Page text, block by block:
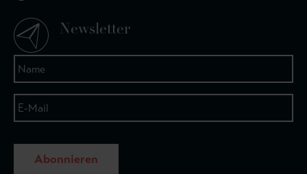
Newsletter
Abonnieren